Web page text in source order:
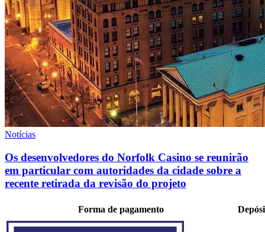
Notícias
Os desenvolvedores do Norfolk Casino se reunirão
em particular com autoridades da cidade sobre a
recente retirada da revisão do projeto
Forma de pagamento